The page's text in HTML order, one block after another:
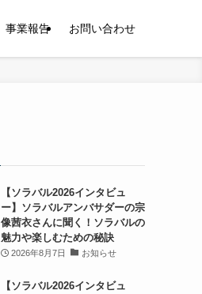
事業報告 お問い合わせ
【ソラバル2026インタビュ
ー】ソラバルアンバサダーの宗
像茜衣さんに聞く！ソラバルの
魅力や楽しむための秘訣
2026年8月7日 お知らせ
【ソラバル2026インタビュ